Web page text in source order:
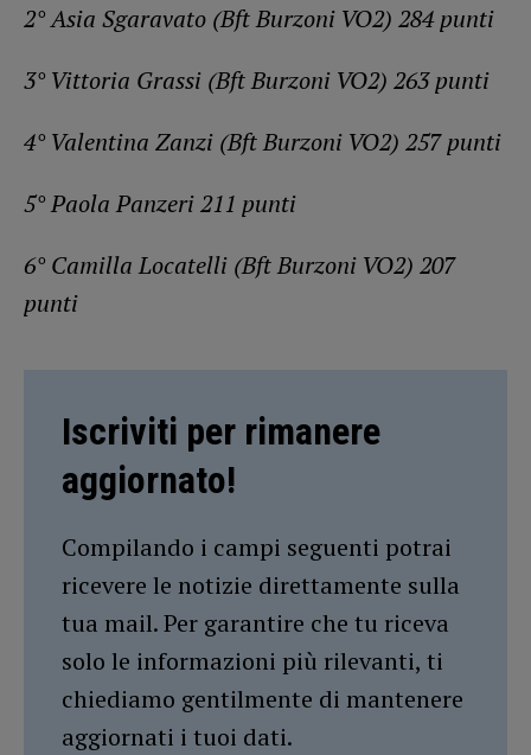
2° Asia Sgaravato (Bft Burzoni VO2) 284 punti
3° Vittoria Grassi (Bft Burzoni VO2) 263 punti
4° Valentina Zanzi (Bft Burzoni VO2) 257 punti
5° Paola Panzeri 211 punti
6° Camilla Locatelli (Bft Burzoni VO2) 207
punti
Iscriviti per rimanere
aggiornato!
Compilando i campi seguenti potrai
ricevere le notizie direttamente sulla
tua mail. Per garantire che tu riceva
solo le informazioni più rilevanti, ti
chiediamo gentilmente di mantenere
aggiornati i tuoi dati.